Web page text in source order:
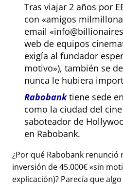
Tras viajar 2 años por
con
amigos
email
web de equipos
exigía al fundador
motivo ), también se
nunca le hubiera
Rabobanktiene sede
como la ciudad del
saboteador de
en Rabobank.
¿Por qué Rabobank
inversión de 45.000€ sin
explicación)? Parecía que